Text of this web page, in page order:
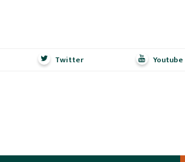
Twitter Youtube